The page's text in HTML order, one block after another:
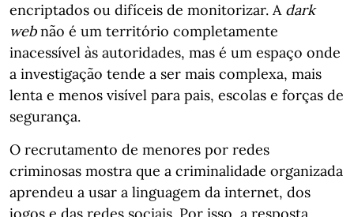
encriptados ou difíceis de monitorizar. A dark
webnão é um território completamente
inacessível às autoridades, mas é um espaço onde
a investigação tende a ser mais complexa, mais
lenta e menos visível para pais, escolas e forças de
segurança.
O recrutamento de menores por redes
criminosas mostra que a criminalidade organizada
aprendeu a usar a linguagem da internet, dos